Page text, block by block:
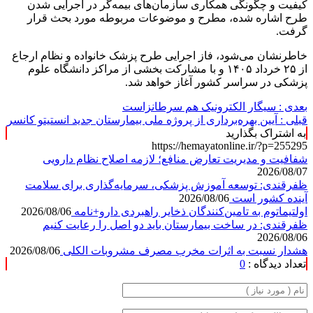
کیفیت و چگونگی همکاری سازمان‌های بیمه‌گر در اجرایی شدن
طرح اشاره شده، مطرح و موضوعات مربوطه مورد بحث قرار
گرفت.
خاطرنشان می‌شود، فاز اجرایی طرح پزشک خانواده و نظام ارجاع
از ۲۵ خرداد ۱۴۰۵ و با مشارکت بخشی از مراکز دانشگاه علوم
پزشکی در سراسر کشور آغاز خواهد شد.
بعدی : سیگار الکترونیک هم سرطانزاست
قبلی : آیین بهره‌برداری از پروژه ملی بیمارستان جدید انستیتو کانسر
به اشتراک بگذارید
https://hemayatonline.ir/?p=255295
شفافیت و مدیریت تعارض منافع؛ لازمه اصلاح نظام دارویی
2026/08/07
ظفرقندی: توسعه آموزش پزشکی، سرمایه‌گذاری برای سلامت
آینده کشور است 2026/08/06
اولتیماتوم به تامین‌کنندگان ذخایر راهبردی دارو+نامه 2026/08/06
ظفرقندی: در ساخت بیمارستان باید دو اصل را رعایت کنیم
2026/08/06
هشدار نسبت به اثرات مخرب مصرف مشروبات الکلی 2026/08/06
تعداد دیدگاه : 0